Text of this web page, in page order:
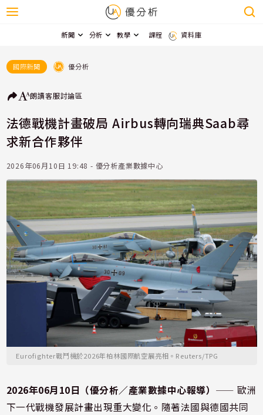
新聞 分析 教學 課程 資料庫
國際新聞 優分析
朗讀客服討論區
法德戰機計畫破局 Airbus轉向瑞典Saab尋
求新合作夥伴
2026年06月10日 19:48 - 優分析產業數據中心
Eurofighter戰鬥機於2026年柏林國際航空展亮相。Reuters/TPG
2026年06月10日（優分析／產業數據中心報導） ⸺ 歐洲
下一代戰機發展計畫出現重大變化。隨著法國與德國共同